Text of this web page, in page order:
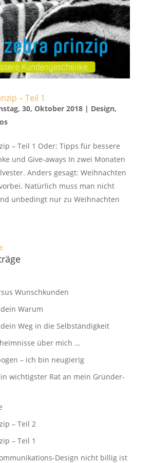
– Teil 1
30, Oktober 2018| Design,
– Teil 1 Oder: Tipps für bessere
und Give-aways In zwei Monaten
Anders gesagt: Weihnachten
Natürlich muss man nicht
unbedingt nur zu Weihnachten
Wunschkunden
Warum
Weg in die Selbständigkeit
über mich …
– ich bin neugierig
wichtigster Rat an mein Gründer-
– Teil 2
– Teil 1
Design nicht billig ist